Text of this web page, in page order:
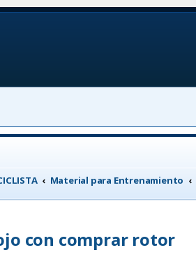
Material para Entrenamiento
con comprar rotor